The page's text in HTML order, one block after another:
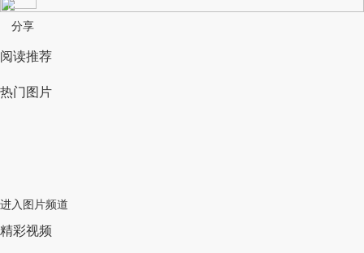
分享
阅读推荐
热门图片
进入图片频道
精彩视频